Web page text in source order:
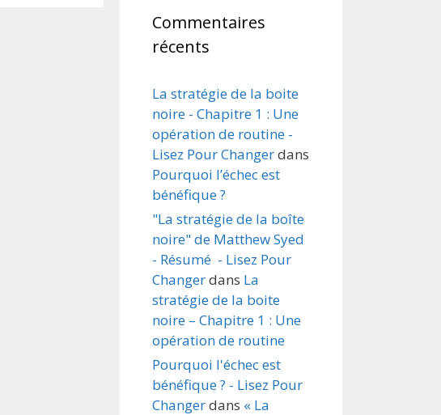
Commentaires
récents
La stratégie de la boite
noire - Chapitre 1 : Une
opération de routine -
Lisez Pour Changerdans
Pourquoi l’échec est
bénéfique ?
"La stratégie de la boîte
noire" de Matthew Syed
- Résumé - Lisez Pour
Changerdans La
stratégie de la boite
noire – Chapitre 1 : Une
opération de routine
Pourquoi l'échec est
bénéfique ? - Lisez Pour
Changerdans « La